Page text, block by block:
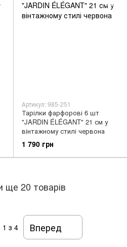
Артикул: 985-251
Тарілки фарфорові 6 шт
"JARDIN ÉLÉGANT" 21 см у
вінтажному стилі червона
1 790 грн
ще 20 товарів
1 з 4 Вперед